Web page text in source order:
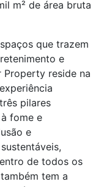
m² de área bruta
que trazem
e
reside na
pilares
fome e
e
de todos os
tem a